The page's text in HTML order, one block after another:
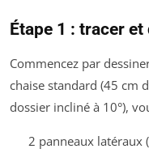
Étape 1 : tracer
Commencez par
chaise standard (45 cm
dossier incliné à 10°),
2 panneaux latéraux